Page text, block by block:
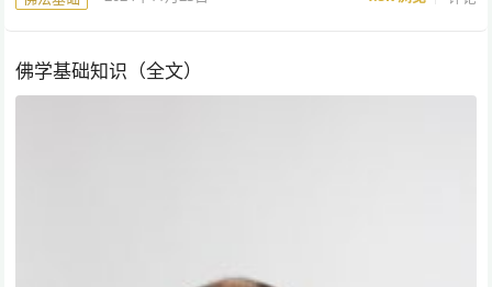
佛学基础知识（全文）